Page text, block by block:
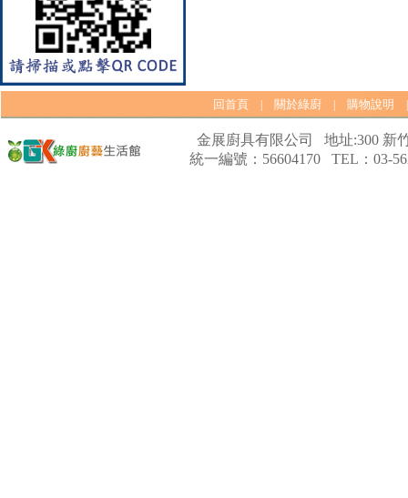
回首頁 關於綠廚 購物說明
金展廚具有限公司 地址:300 新
統一編號：56604170 TEL：03-